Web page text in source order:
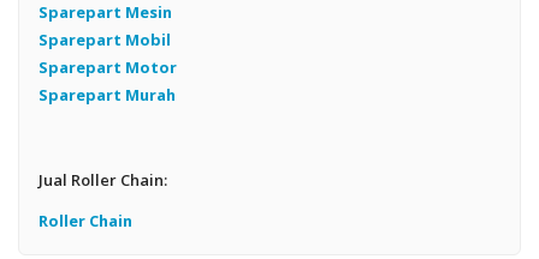
Sparepart Mesin
Sparepart Mobil
Sparepart Motor
Sparepart Murah
Jual Roller Chain:
Roller Chain